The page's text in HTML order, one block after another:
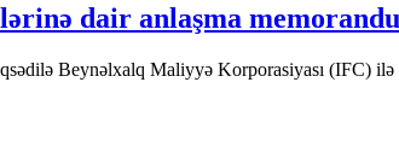
dair anlaşma
Beynəlxalq Maliyyə Korporasiyası (IFC) ilə